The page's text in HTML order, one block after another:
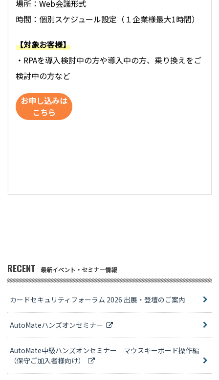
場所：Web会議形式
時間：個別スケジュール設定（１企業様最大1時間）
【対象お客様】
・RPAを導入検討中の方や導入中の方、乗り換えをご
検討中の方など
お申し込みは
こちら
RECENT 最新イベント・セミナー情報
カードセキュリティフォーラム 2026 出展・登壇のご案内
AutoMateハンズオンセミナー
AutoMate中級ハンズオンセミナー マウスキーボード操作編
（保守ご加入者様向け）